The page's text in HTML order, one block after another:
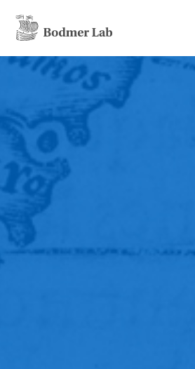
Une
numérique de la
littérature
Le Bodmer Lab est un projet de
numérisation issu d’un
l’Université de Genève et la